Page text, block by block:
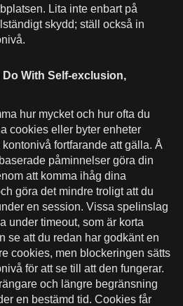
Lita inte enbart på
skydd; ställ också in
With Self-exclusion,
hur mycket och hur ofta du
cookies eller byter enheter
fortfarande att gälla. Å
påminnelser göra din
att komma ihåg dina
göra det mindre troligt att du
en session. Vissa spelinslag
under timeout, som är korta
se att du redan har godkänt en
cookies, men blockeringen sätts
för att se till att den fungerar.
och längre begränsning
en bestämd tid. Cookies får